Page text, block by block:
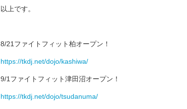
以上です。
8/21ファイトフィット柏オープン！
https://tkdj.net/dojo/kashiwa/
9/1ファイトフィット津田沼オープン！
https://tkdj.net/dojo/tsudanuma/